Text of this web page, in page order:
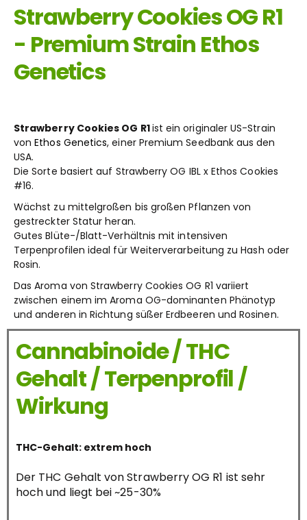
Strawberry Cookies OG R1
- Premium Strain Ethos
Genetics
Strawberry Cookies OG R1ist ein originaler US-Strain
vonEthos Genetics, einer Premium Seedbank aus den
USA.
Die Sorte basiert auf Strawberry OG IBL xEthos Cookies
#16.
Wächst zu mittelgroßen bis großen Pflanzen von
gestreckter Statur heran.
Gutes Blüte-/Blatt-Verhältnis mit intensiven
Terpenprofilen ideal für Weiterverarbeitung zu Hash oder
Rosin.
Das Aroma von Strawberry Cookies OG R1 variiert
zwischen einem im Aroma OG-dominanten Phänotyp
und anderen in Richtung süßer Erdbeeren und Rosinen.
Cannabinoide / THC
Gehalt / Terpenprofil /
Wirkung
THC-Gehalt: extrem hoch
Der THC Gehalt von Strawberry OG R1 ist sehr
hoch und liegt bei ~25-30%